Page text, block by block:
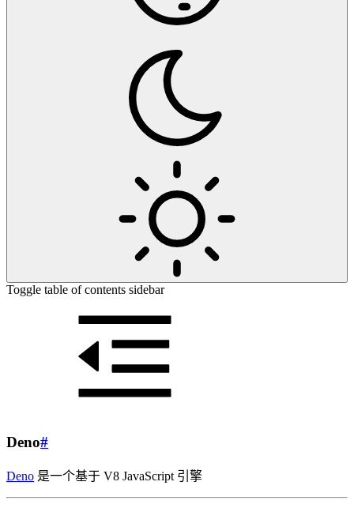
Toggle table of contents sidebar
Deno#
Deno 是一个基于 V8 JavaScript 引擎